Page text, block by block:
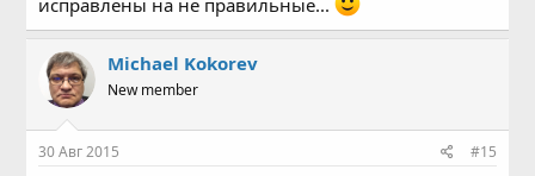
исправлены на не правильные...
Michael Kokorev
New member
30 Авг 2015 #15